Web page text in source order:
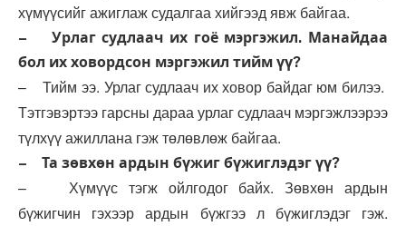
хүмүүсийг ажиглаж судалгаа хийгээд явж байгаа.
– Урлаг судлаач их гоё мэргэжил. Манайдаа
бол их ховордсон мэргэжил тийм үү?
– Тийм ээ. Урлаг судлаач их ховор байдаг юм билээ.
Тэтгэвэртээ гарсны дараа урлаг судлаач мэргэжлээрээ
түлхүү ажиллана гэж төлөвлөж байгаа.
– Та зөвхөн ардын бүжиг бүжиглэдэг үү?
– Хүмүүс тэгж ойлгодог байх. Зөвхөн ардын
бүжигчин гэхээр ардын бүжгээ л бүжиглэдэг гэж.